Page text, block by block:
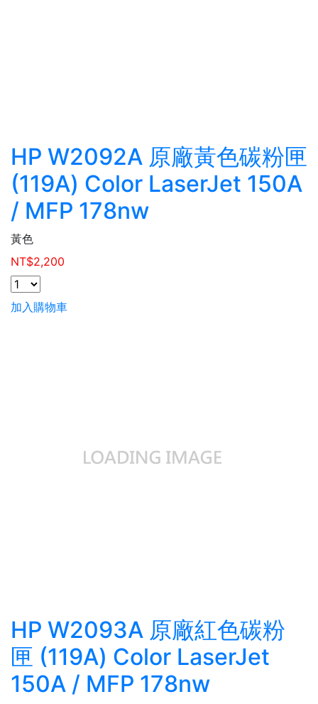
HP W2092A 原廠黃色碳粉匣
(119A) Color LaserJet 150A
/ MFP 178nw
黃色
NT$2,200
加入購物車
HP W2093A 原廠紅色碳粉
匣 (119A) Color LaserJet
150A / MFP 178nw